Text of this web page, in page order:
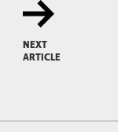
NEXT
ARTICLE